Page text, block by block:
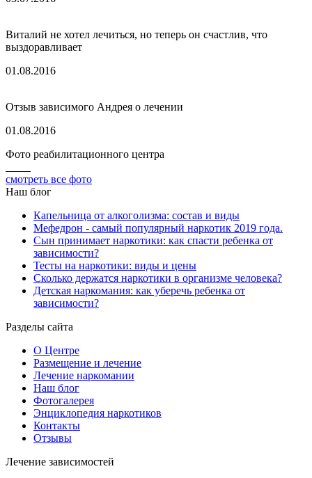
Виталий не хотел лечиться, но теперь он счастлив, что
выздоравливает
01.08.2016
Отзыв зависимого Андрея о лечении
01.08.2016
Фото реабилитационного центра
смотреть все фото
Наш блог
Капельница от алкоголизма: состав и виды
Мефедрон - самый популярный наркотик 2019 года.
Сын принимает наркотики: как спасти ребенка от
зависимости?
Тесты на наркотики: виды и цены
Сколько держатся наркотики в организме человека?
Детская наркомания: как уберечь ребенка от
зависимости?
Разделы сайта
О Центре
Размещение и лечение
Лечение наркомании
Наш блог
Фотогалерея
Энциклопедия наркотиков
Контакты
Отзывы
Лечение зависимостей